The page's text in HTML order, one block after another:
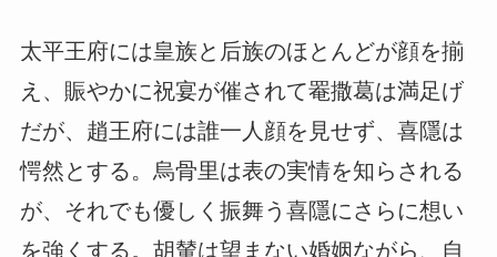
太平王府には皇族と后族のほとんどが顔を揃
え、賑やかに祝宴が催されて罨撒葛は満足げ
だが、趙王府には誰一人顔を見せず、喜隱は
愕然とする。烏骨里は表の実情を知らされる
が、それでも優しく振舞う喜隱にさらに想い
を強くする。胡輦は望まない婚姻ながら、自